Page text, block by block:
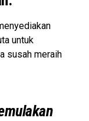
untuk
susah meraih